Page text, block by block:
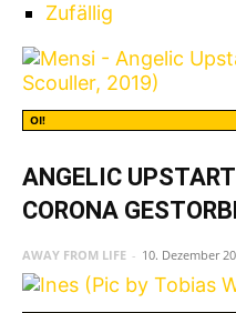
Zufällig
OI!
ANGELIC
CORONA
AWAY FROM LIFE - 10. Dezember